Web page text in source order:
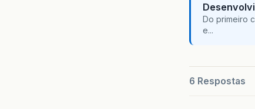
Do primeiro
e...
6 Respostas